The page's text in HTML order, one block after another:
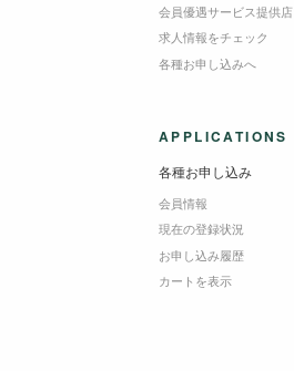
会員優遇サービス提供店
求人情報をチェック
各種お申し込みへ
APPLICATIONS
各種お申し込み
会員情報
現在の登録状況
お申し込み履歴
カートを表示